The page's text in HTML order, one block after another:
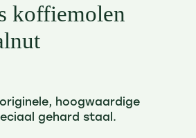
koffiemolen
hoogwaardige
gehard staal.